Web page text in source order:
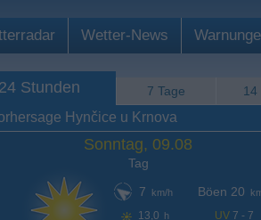
Wetter-News
24 Stunden 7 Tage 14
Hynčice u Krnova
Sonntag, 09.08
Tag
7
km/h
13,0 h
Böen 20
UV 7 - 7